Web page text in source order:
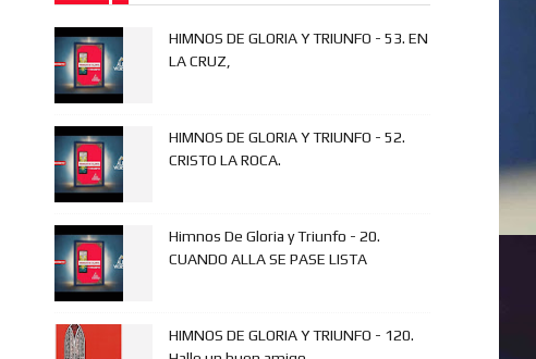
HIMNOS DE GLORIA Y TRIUNFO - 53. EN
LA CRUZ,
HIMNOS DE GLORIA Y TRIUNFO - 52.
CRISTO LA ROCA.
Himnos De Gloria y Triunfo - 20.
CUANDO ALLA SE PASE LISTA
HIMNOS DE GLORIA Y TRIUNFO - 120.